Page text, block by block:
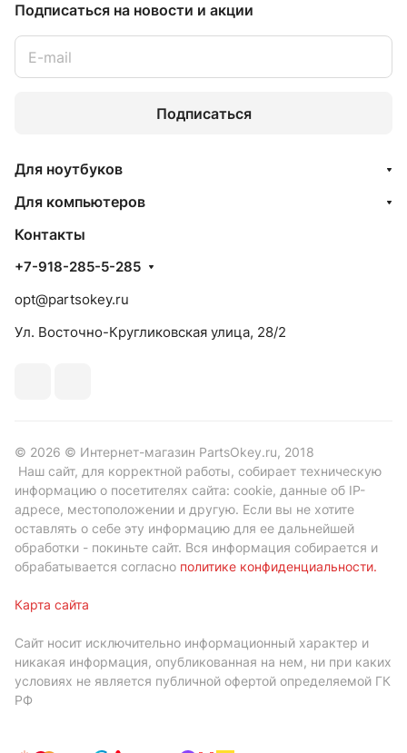
Подписаться на новости и акции
Подписаться
Для ноутбуков
Для компьютеров
Контакты
+7-918-285-5-285
opt@partsokey.ru
Ул. Восточно-Кругликовская улица, 28/2
© 2026 © Интернет-магазин PartsOkey.ru, 2018
Наш сайт, для корректной работы, собирает техническую
информацию о посетителях сайта: cookie, данные об IP-
адресе, местоположении и другую. Если вы не хотите
оставлять о себе эту информацию для ее дальнейшей
обработки - покиньте сайт. Вся информация собирается и
обрабатывается согласно политике конфиденциальности.
Карта сайта
Сайт носит исключительно информационный характер и
никакая информация, опубликованная на нем, ни при каких
условиях не является публичной офертой определяемой ГК
РФ